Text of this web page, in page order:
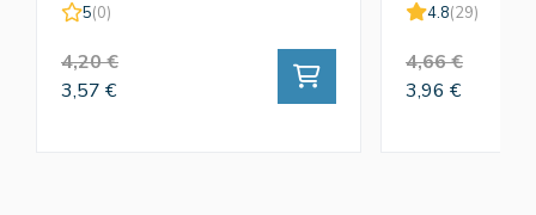
5(0)
4,20 €
3,57 €
4.8(29)
4,66 €
3,96 €